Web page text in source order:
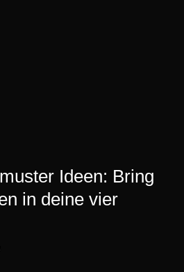
Ideen: Bring
in deine vier